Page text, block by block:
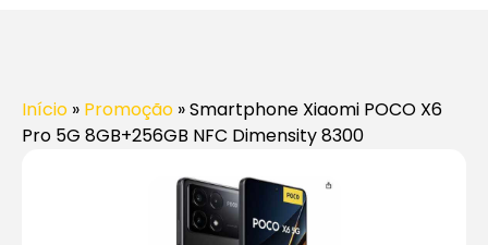
Início » Promoção »Smartphone Xiaomi POCO X6
Pro 5G 8GB+256GB NFC Dimensity 8300